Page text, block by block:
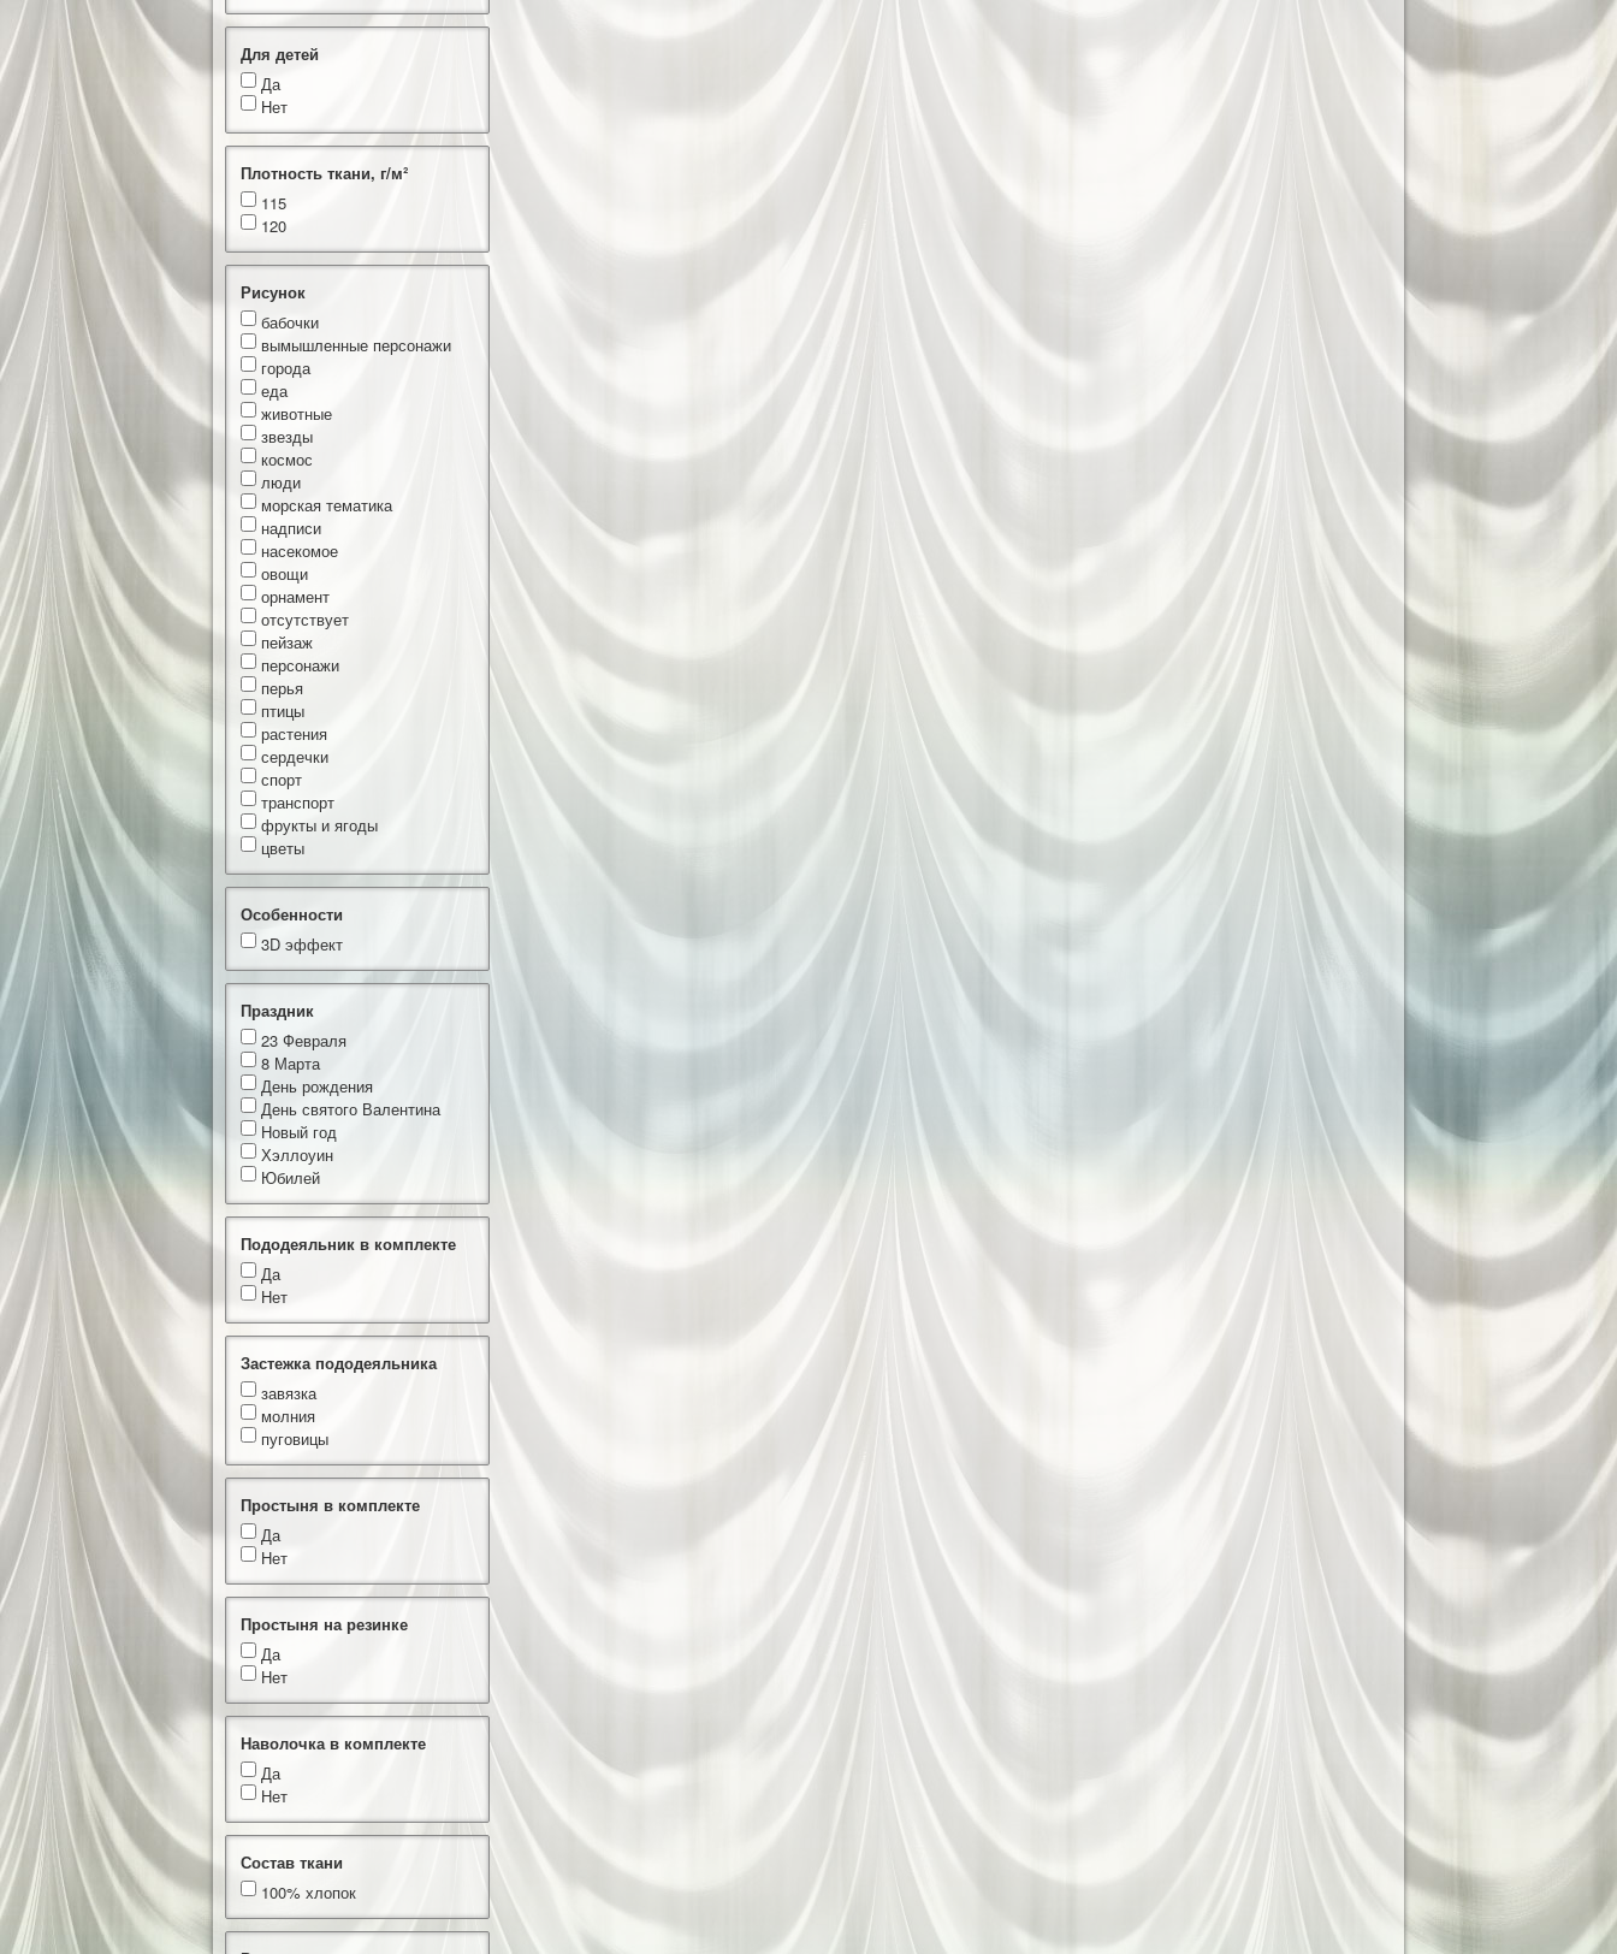
Для детей
Да
Нет
Плотность ткани, г/м²
115
120
Рисунок
бабочки
вымышленные персонажи
города
еда
животные
звезды
космос
люди
морская тематика
надписи
насекомое
овощи
орнамент
отсутствует
пейзаж
персонажи
перья
птицы
растения
сердечки
спорт
транспорт
фрукты и ягоды
цветы
Особенности
3D эффект
Праздник
23 Февраля
8 Марта
День рождения
День святого Валентина
Новый год
Хэллоуин
Юбилей
Пододеяльник в комплекте
Да
Нет
Застежка пододеяльника
завязка
молния
пуговицы
Простыня в комплекте
Да
Нет
Простыня на резинке
Да
Нет
Наволочка в комплекте
Да
Нет
Состав ткани
100% хлопок